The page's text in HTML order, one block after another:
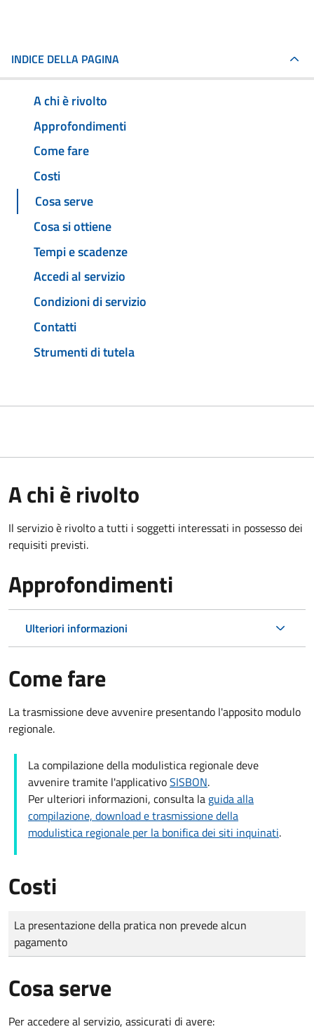
INDICE DELLA PAGINA
A chi è rivolto
Approfondimenti
Come fare
Costi
Cosa serve
Cosa si ottiene
Tempi e scadenze
Accedi al servizio
Condizioni di servizio
Contatti
Strumenti di tutela
A chi è rivolto
Il servizio è rivolto a tutti i soggetti interessati in possesso dei
requisiti previsti.
Approfondimenti
Ulteriori informazioni
Come fare
La trasmissione deve avvenire presentando l'apposito modulo
regionale.
La compilazione della modulistica regionale deve
avvenire tramite l'applicativoSISBON.
Per ulteriori informazioni, consulta la guida alla
compilazione, download e trasmissione della
modulistica regionale per la bonifica dei siti inquinati.
Costi
Tipo di pagamento
Importo
La presentazione della pratica non prevede alcun
pagamento
Cosa serve
Per accedere al servizio, assicurati di avere: